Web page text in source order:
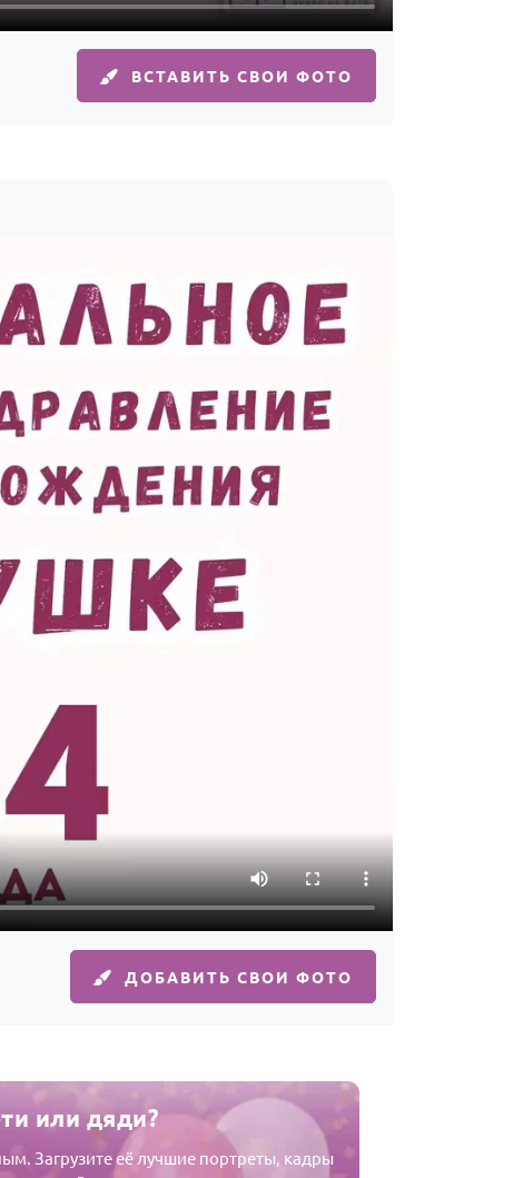
ВСТАВИТЬ СВОИ ФОТО
ДОБАВИТЬ СВОИ ФОТО
или дяди?
Загрузите её лучшие портреты, кадры